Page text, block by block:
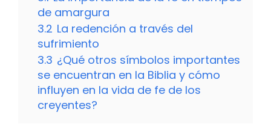
de amargura
3.2 La redención a través del
sufrimiento
3.3 ¿Qué otros símbolos importantes
se encuentran en la Biblia y cómo
influyen en la vida de fe de los
creyentes?